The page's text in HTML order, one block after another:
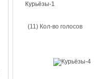
Курьёзы-1
(11) Кол-во голосов